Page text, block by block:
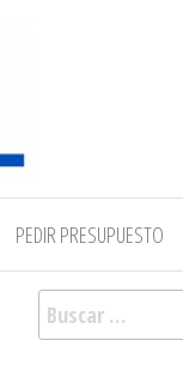
PEDIR PRESUPUESTO
Buscar: